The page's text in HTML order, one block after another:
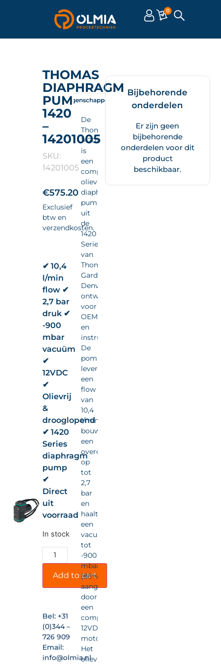
0
THOMAS
DIAPHRAGM
PUMP
1420
–
14201005
SKU:
14201005
€575.20
Exclusief
btw en
verzendkosten.
✔ 10,4
l/min
flow ✔
2,7 bar
druk ✔
-900
mbar
vacuüm
✔
12VDC
✔
Olievrij
&
drooglopend
✔ 1420
Series
diaphragm
pump
✔
Direct
uit
voorraad
In stock
Add to cart
Bel: +31
(0)344 –
726 909
Email:
info@olmia.nl
Omschrijving Eigenschappen Documenten
De
Thomas
14201005
is
een
compacte
olievrije
diaphragm
pump
uit
de
1420
Series
van
Thomas
Gardner
Denver,
ontwikkeld
voor
OEM-
en
instrumentintegratie.
De
pomp
levert
een
flow
van
10,4
l/min,
bouwt
een
overdruk
op
tot
2,7
bar
en
haalt
een
vacuüm
tot
-900
mbar
(88%),
aangedreven
door
een
compacte
12VDC-
motor.
Het
olievrije,
Bijbehorende
onderdelen
Er zijn geen
bijbehorende
onderdelen voor dit
product
beschikbaar.